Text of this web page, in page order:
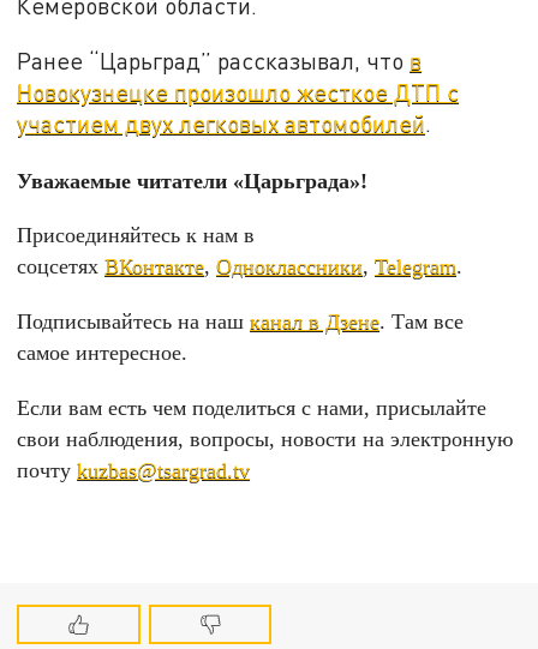
Кемеровской области.
Ранее “Царьград” рассказывал, что в
Новокузнецке произошло жесткое ДТП с
участием двух легковых автомобилей.
Уважаемые читатели «Царьграда»!
Присоединяйтесь к нам в
соцсетяхВКонтакте,Одноклассники,Telegram.
Подписывайтесь на нашканал в Дзене. Там все
самое интересное.
Если вам есть чем поделиться с нами, присылайте
свои наблюдения, вопросы, новости на электронную
почтуkuzbas@tsargrad.tv